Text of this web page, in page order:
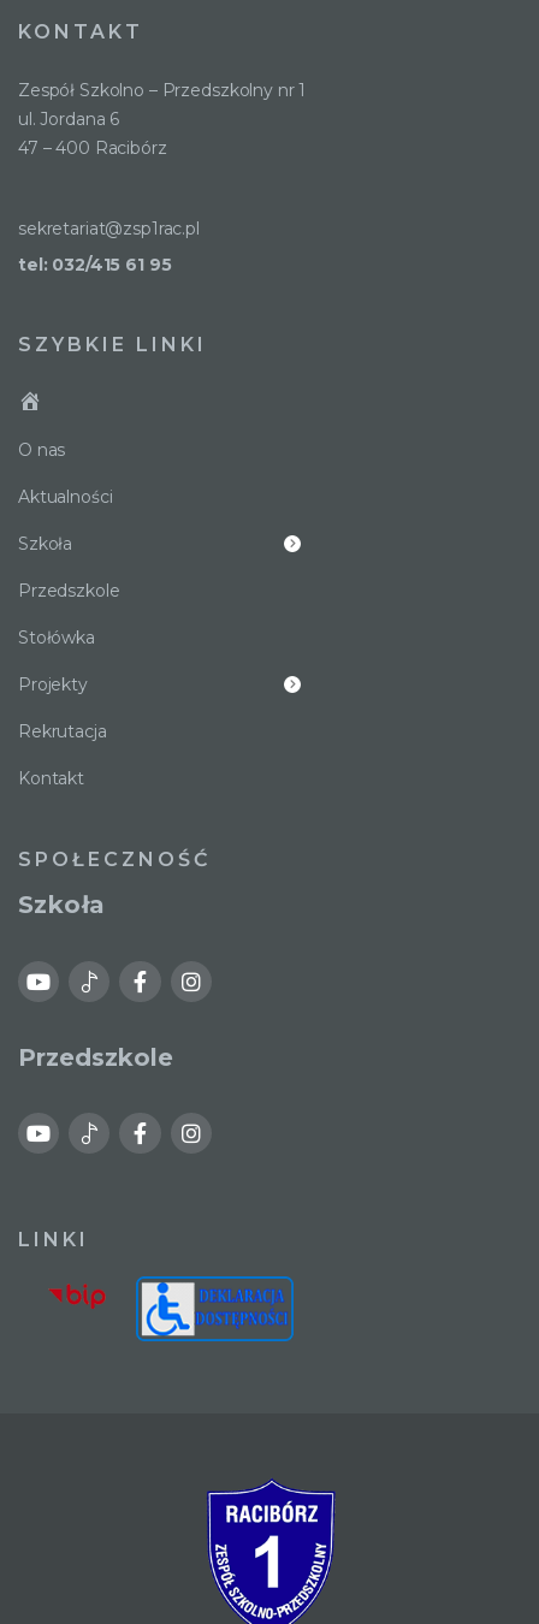
KONTAKT
Zespół Szkolno – Przedszkolny nr 1
ul. Jordana 6
47 – 400 Racibórz
sekretariat@zsp1rac.pl
tel: 032/415 61 95
SZYBKIE LINKI
O nas
Aktualności
Szkoła
Przedszkole
Stołówka
Projekty
Rekrutacja
Kontakt
SPOŁECZNOŚĆ
Szkoła
Przedszkole
LINKI